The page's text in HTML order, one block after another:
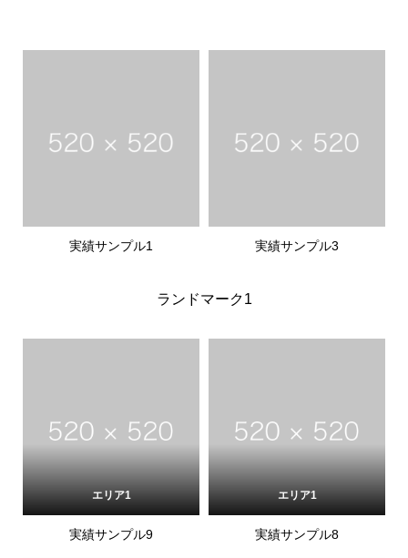
実績サンプル1 実績サンプル3
ランドマーク1
エリア1
実績サンプル9
エリア1
実績サンプル8